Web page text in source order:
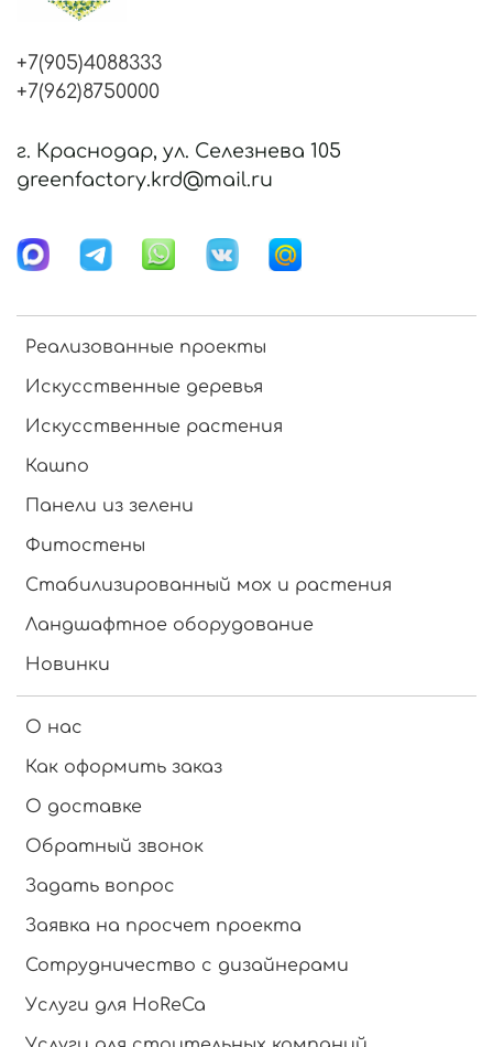
Реализованные проекты
Искусственные деревья
Искусственные растения
Кашпо
Панели из зелени
Фитостены
Стабилизированный мох и растения
Ландшафтное оборудование
Новинки
О нас
Как оформить заказ
О доставке
Обратный звонок
Задать вопрос
Заявка на просчет проекта
Сотрудничество с дизайнерами
Услуги для HoReCa
+7(905)4088333
+7(962)8750000
г. Краснодар, ул. Селезнева 105
greenfactory.krd@mail.ru